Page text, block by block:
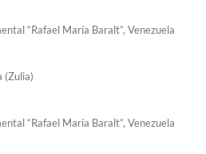
“Rafael María Baralt”, Venezuela
(Zulia)
“Rafael María Baralt”, Venezuela